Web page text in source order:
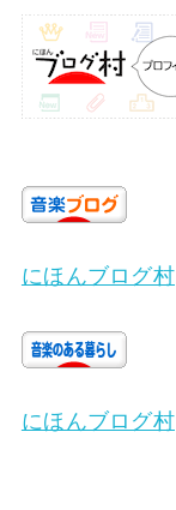
にほんブログ村
にほんブログ村